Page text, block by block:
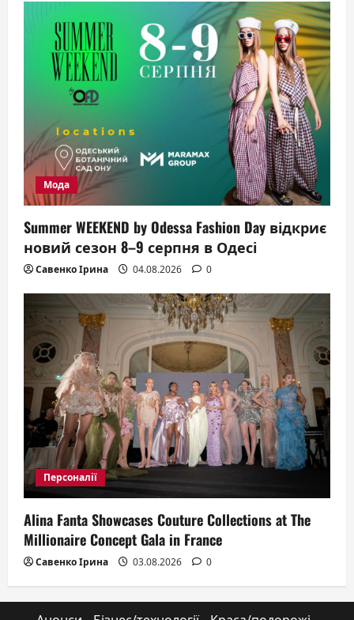
Мода
Summer WEEKEND by Odessa Fashion Day відкриє
новий сезон 8–9 серпня в Одесі
Савенко Ірина 04.08.2026 0
Персоналії
Alina Fanta Showcases Couture Collections at The
Millionaire Concept Gala in France
Савенко Ірина 03.08.2026 0